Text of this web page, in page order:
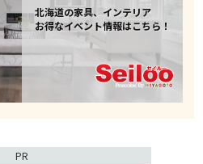
北海道の家具、インテリア
お得なイベント情報はこちら！
PR